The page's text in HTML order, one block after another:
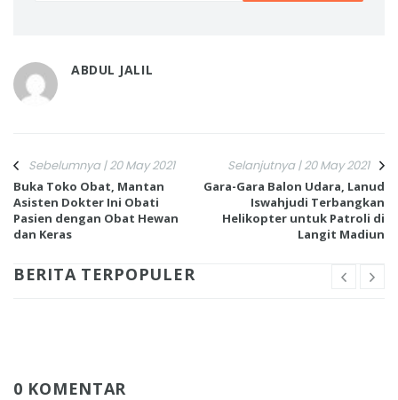
ABDUL JALIL
Sebelumnya | 20 May 2021
Buka Toko Obat, Mantan
Asisten Dokter Ini Obati
Pasien dengan Obat Hewan
dan Keras
Selanjutnya | 20 May 2021
Gara-Gara Balon Udara, Lanud
Iswahjudi Terbangkan
Helikopter untuk Patroli di
Langit Madiun
BERITA TERPOPULER
0 KOMENTAR